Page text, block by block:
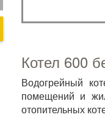
Котел 600
Водогрейный
помещений и
отопительных